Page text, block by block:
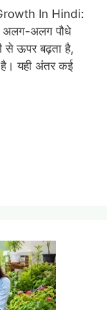
In Hindi:
अलग-अलग पौधे
से ऊपर बढ़ता है,
यही अंतर कई